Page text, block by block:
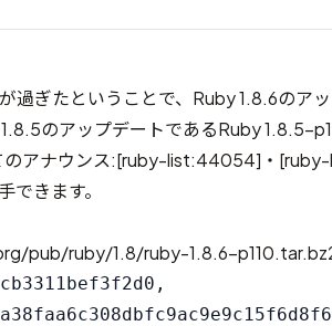
過ぎたということで、Ruby 1.8.6のア
のアップデートであるRuby 1.8.5-
アナウンス:[ruby-list:44054] ・
できます。
pub/ruby/1.8/ruby-1.8.6-